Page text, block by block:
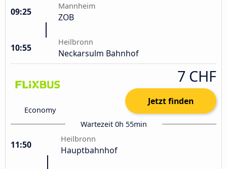
09:25
Mannheim
ZOB
10:55
Heilbronn
Neckarsulm Bahnhof
Economy
7 CHF
Jetzt finden
Wartezeit 0h 55min
11:50
Heilbronn
Hauptbahnhof